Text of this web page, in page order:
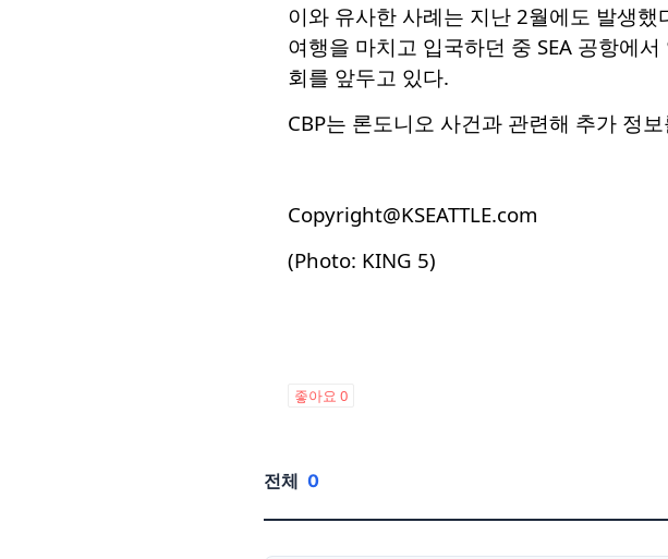
이와 유사한 사례는 지난 2월에도 발생
여행을 마치고 입국하던 중 SEA 공항에
회를 앞두고 있다.
CBP는 론도니오 사건과 관련해 추가 정
Copyright@KSEATTLE.com
(Photo: KING 5)
좋아요 0
전체 0